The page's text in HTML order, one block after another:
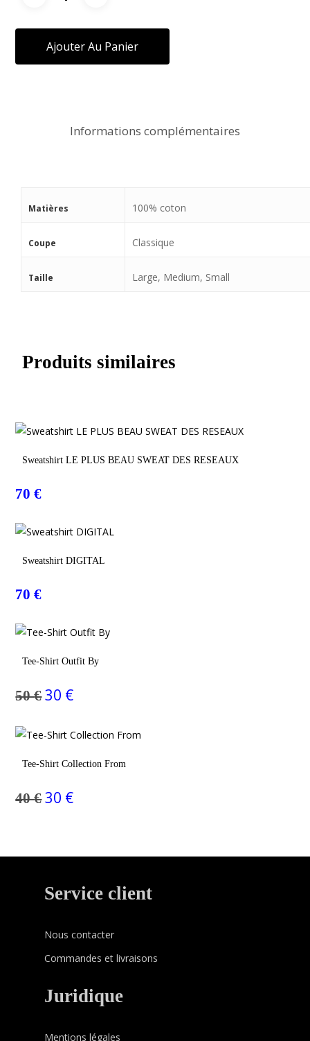
Ajouter Au Panier
Informations complémentaires
Matières 100% coton
Coupe Classique
Taille Large, Medium, Small
Produits similaires
Choix Des Options
Sweatshirt LE PLUS BEAU SWEAT DES RESEAUX
70€
Sweatshirt DIGITAL
70€
Tee-Shirt Outfit By
50€ Le
était :
30 €Le
est :
Tee-Shirt Collection From
40€ Le
40 €.
30 €Le
30 €.
Service client
Nous contacter
Commandes et livraisons
Juridique
Mentions légales